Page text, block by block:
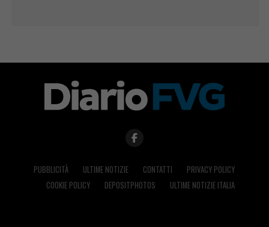
PUBBLICITÀ ULTIME NOTIZIE CONTATTI
PRIVACY POLICY
COOKIE POLICY
DEPOSITPHOTOS ULTIME NOTIZIE ITALIA